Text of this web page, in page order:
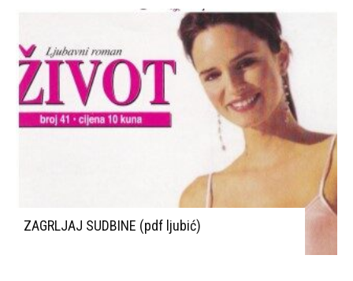
ZAGRLJAJ SUDBINE (pdf ljubić)